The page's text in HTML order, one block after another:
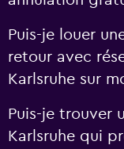
Puis-je louer
retour avec
Karlsruhe sur
Puis-je trouver
Karlsruhe qui